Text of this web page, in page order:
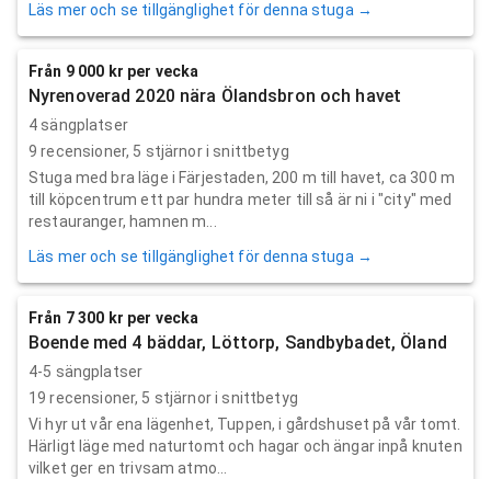
Läs mer och se tillgänglighet för denna stuga →
Från 9 000 kr per vecka
Nyrenoverad 2020 nära Ölandsbron och havet
4 sängplatser
9 recensioner, 5 stjärnor i snittbetyg
Stuga med bra läge i Färjestaden, 200 m till havet, ca 300 m
till köpcentrum ett par hundra meter till så är ni i "city" med
restauranger, hamnen m...
Läs mer och se tillgänglighet för denna stuga →
Från 7 300 kr per vecka
Boende med 4 bäddar, Löttorp, Sandbybadet, Öland
4-5 sängplatser
19 recensioner, 5 stjärnor i snittbetyg
Vi hyr ut vår ena lägenhet, Tuppen, i gårdshuset på vår tomt.
Härligt läge med naturtomt och hagar och ängar inpå knuten
vilket ger en trivsam atmo...